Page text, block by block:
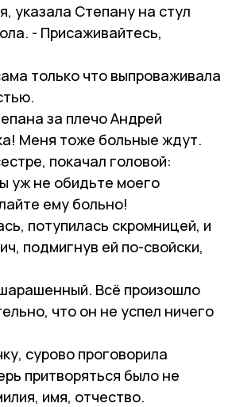
указала Степану на стул
- Присаживайтесь,
только что выпроваживала
за плечо Андрей
Меня тоже больные ждут.
покачал головой:
уж не обидьте моего
ему больно!
потупилась скромницей, и
подмигнув ей по-свойски,
Всё произошло
что он не успел ничего
сурово проговорила
притворяться было не
имя, отчество.